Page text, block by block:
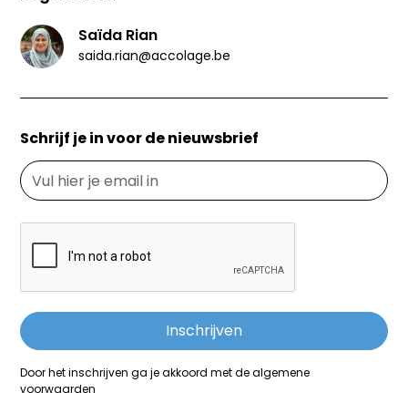
Saïda Rian
saida.rian@accolage.be
Schrijf je in voor de nieuwsbrief
Door het inschrijven ga je akkoord met de algemene
voorwaarden